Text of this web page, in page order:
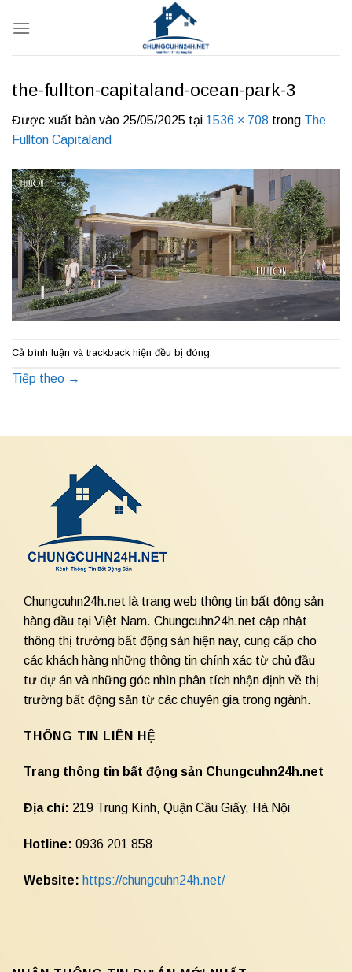
qua
the-fullton-capitaland-ocean-park-3
Được xuất bản vào 25/05/2025 tại 1536 × 708 trong The
Fullton Capitaland
Cả bình luận và trackback hiện đều bị đóng.
Tiếp theo →
Chungcuhn24h.net là trang web thông tin bất động sản
hàng đầu tại Việt Nam. Chungcuhn24h.net cập nhật
thông thị trường bất động sản hiện nay, cung cấp cho
các khách hàng những thông tin chính xác từ chủ đầu
tư dự án và những góc nhìn phân tích nhận định về thị
trường bất động sản từ các chuyên gia trong ngành.
THÔNG TIN LIÊN HỆ
Trang thông tin bất động sản Chungcuhn24h.net
Địa chỉ: 219 Trung Kính, Quận Cầu Giấy, Hà Nội
Hotline: 0936 201 858
Website: https://chungcuhn24h.net/